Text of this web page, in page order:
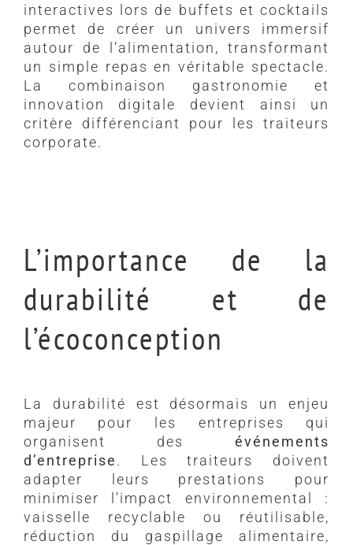
interactives lors de buffets et cocktails
permet de créer un univers immersif
autour de l’alimentation, transformant
un simple repas en véritable spectacle.
La combinaison gastronomie et
innovation digitale devient ainsi un
critère différenciant pour les traiteurs
corporate.
L’importance de la
durabilité et de
l’écoconception
La durabilité est désormais un enjeu
majeur pour les entreprises qui
organisent desévénements
d’entreprise. Les traiteurs doivent
adapter leurs prestations pour
minimiser l’impact environnemental :
vaisselle recyclable ou réutilisable,
réduction du gaspillage alimentaire,